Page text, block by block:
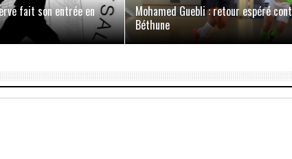
fait son entrée en
Mohamed Guebli : retour espéré
Béthune